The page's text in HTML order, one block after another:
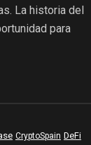
La historia del
para
CryptoSpain DeFi